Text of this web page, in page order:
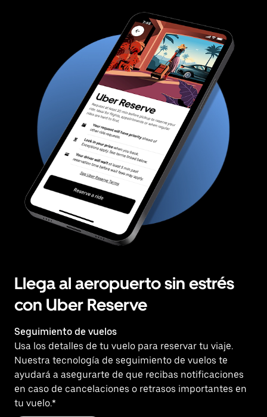
Llega al aeropuerto sin estrés
con Uber Reserve
Seguimiento de vuelos
Usa los detalles de tu vuelo para reservar tu viaje.
Nuestra tecnología de seguimiento de vuelos te
ayudará a asegurarte de que recibas notificaciones
en caso de cancelaciones o retrasos importantes en
tu vuelo.*